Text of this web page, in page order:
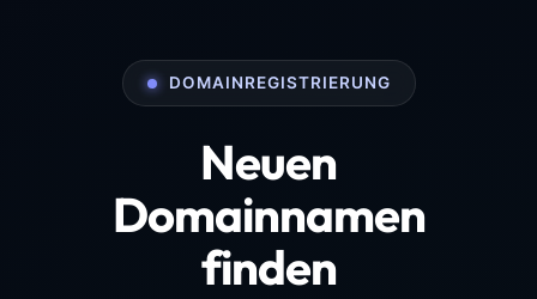
DOMAINREGISTRIERUNG
Neuen
Domainnamen
finden